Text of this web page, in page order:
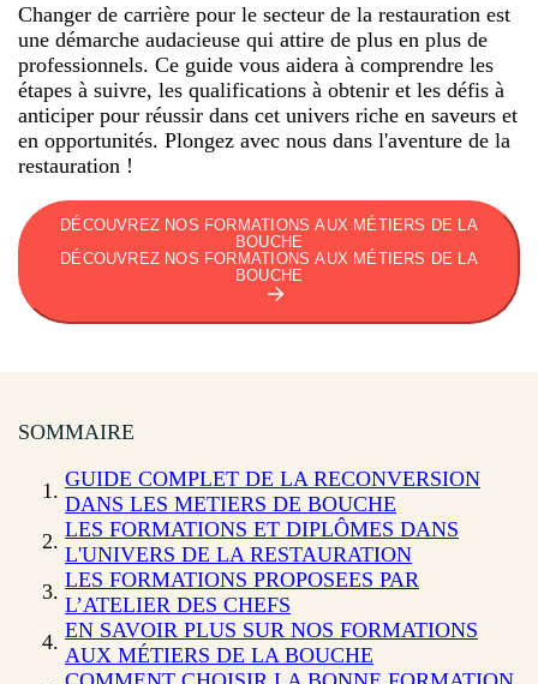
Changer de carrière pour le secteur de la restauration est
une démarche audacieuse qui attire de plus en plus de
professionnels. Ce guide vous aidera à comprendre les
étapes à suivre, les qualifications à obtenir et les défis à
anticiper pour réussir dans cet univers riche en saveurs et
en opportunités. Plongez avec nous dans l'aventure de la
restauration !
DÉCOUVREZ NOS FORMATIONS AUX MÉTIERS DE LA
BOUCHE
DÉCOUVREZ NOS FORMATIONS AUX MÉTIERS DE LA
BOUCHE
SOMMAIRE
GUIDE COMPLET DE LA RECONVERSION
DANS LES METIERS DE BOUCHE
LES FORMATIONS ET DIPLÔMES DANS
L'UNIVERS DE LA RESTAURATION
LES FORMATIONS PROPOSEES PAR
L’ATELIER DES CHEFS
EN SAVOIR PLUS SUR NOS FORMATIONS
AUX MÉTIERS DE LA BOUCHE